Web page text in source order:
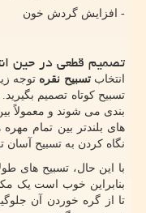
- افزایش گردش خون
تصمیم قطعی در حین
انتخاب تسبیح نقره توجه
تسبیح کوتاه تصمیم
‌بندی می ‌شوند و معمولاً
‌های بلندتر بین تمام
نگاه کردن به تسبیح آسان‌
با این حال، تسبیح ‌های
بنابراین خوب است یک
تا از گره خوردن آن